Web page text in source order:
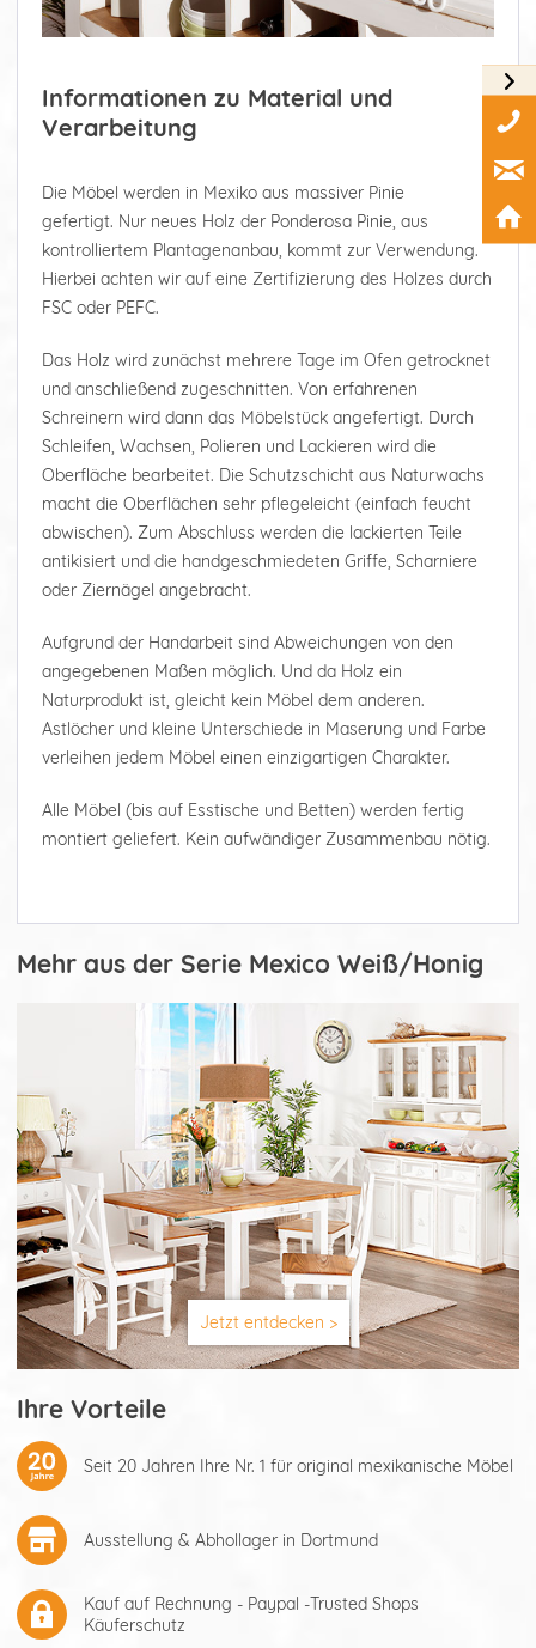
Informationen zu Material und
Verarbeitung
Die Möbel werden in Mexiko aus massiver Pinie
gefertigt. Nur neues Holz der Ponderosa Pinie, aus
kontrolliertem Plantagenanbau, kommt zur Verwendung.
Hierbei achten wir auf eine Zertifizierung des Holzes durch
FSC oder PEFC.
Das Holz wird zunächst mehrere Tage im Ofen getrocknet
und anschließend zugeschnitten. Von erfahrenen
Schreinern wird dann das Möbelstück angefertigt. Durch
Schleifen, Wachsen, Polieren und Lackieren wird die
Oberfläche bearbeitet. Die Schutzschicht aus Naturwachs
macht die Oberflächen sehr pflegeleicht (einfach feucht
abwischen). Zum Abschluss werden die lackierten Teile
antikisiert und die handgeschmiedeten Griffe, Scharniere
oder Ziernägel angebracht.
Aufgrund der Handarbeit sind Abweichungen von den
angegebenen Maßen möglich. Und da Holz ein
Naturprodukt ist, gleicht kein Möbel dem anderen.
Astlöcher und kleine Unterschiede in Maserung und Farbe
verleihen jedem Möbel einen einzigartigen Charakter.
Alle Möbel (bis auf Esstische und Betten) werden fertig
montiert geliefert. Kein aufwändiger Zusammenbau nötig.
Mehr aus der Serie Mexico Weiß/Honig
Jetzt entdecken >
Ihre Vorteile
Seit 20 Jahren Ihre Nr. 1 für original mexikanische Möbel
Ausstellung & Abhollager in Dortmund
Kauf auf Rechnung - Paypal -Trusted Shops
Käuferschutz